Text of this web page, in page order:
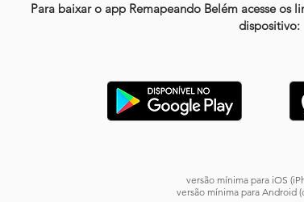
Para baixar o app Remapeando Belém acesse os
dispositivo:
versão mínima para iOS
versão mínima para Android